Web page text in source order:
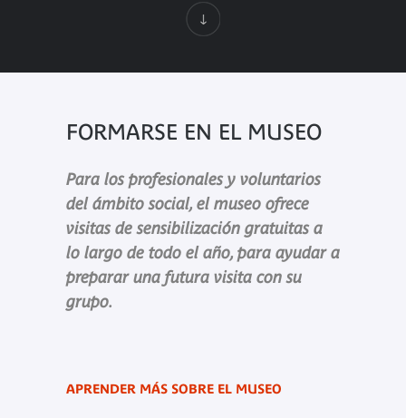
FORMARSE EN EL MUSEO
Para los profesionales y voluntarios
del ámbito social, el museo ofrece
visitas de sensibilización gratuitas a
lo largo de todo el año, para ayudar a
preparar una futura visita con su
grupo.
APRENDER MÁS SOBRE EL MUSEO